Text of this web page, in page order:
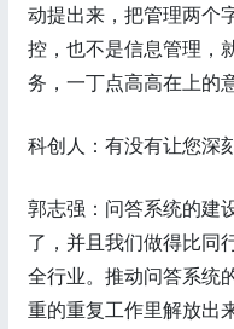
动提出来，把管理两个
控，也不是信息管理，
务，一丁点高高在上的
科创人：有没有让您深
郭志强：问答系统的建
了，并且我们做得比同
全行业。推动问答系统
重的重复工作里解放